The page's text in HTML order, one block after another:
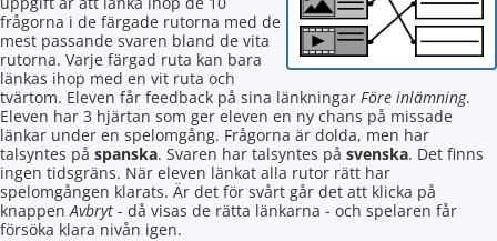
frågorna i de färgade rutorna med de
mest passande svaren bland de vita
rutorna. Varje färgad ruta kan bara
länkas ihop med en vit ruta och
tvärtom. Eleven får feedback på sina länkningar Före inlämning.
Eleven har 3 hjärtan som ger eleven en ny chans på missade
länkar under en spelomgång. Frågorna är dolda, men har
talsyntes på spanska. Svaren har talsyntes på svenska. Det finns
ingen tidsgräns. När eleven länkat alla rutor rätt har
spelomgången klarats. Är det för svårt går det att klicka på
knappenAvbryt - då visas de rätta länkarna - och spelaren får
försöka klara nivån igen.